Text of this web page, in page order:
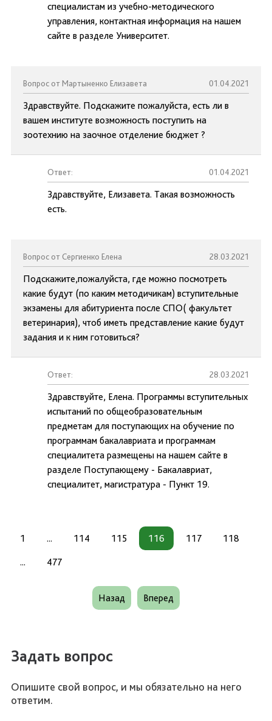
специалистам из учебно-методического
управления, контактная информация на нашем
сайте в разделе Университет.
Вопрос от Мартыненко Елизавета 01.04.2021
Здравствуйте. Подскажите пожалуйста, есть ли в
вашем институте возможность поступить на
зоотехнию на заочное отделение бюджет ?
Ответ: 01.04.2021
Здравствуйте, Елизавета. Такая возможность
есть.
Вопрос от Сергиенко Елена 28.03.2021
Подскажите,пожалуйста, где можно посмотреть
какие будут (по каким методичикам) вступительные
экзамены для абитуриента после СПО( факультет
ветеринария), чтоб иметь представление какие будут
задания и к ним готовиться?
Ответ: 28.03.2021
Здравствуйте, Елена. Программы вступительных
испытаний по общеобразовательным
предметам для поступающих на обучение по
программам бакалавриата и программам
специалитета размещены на нашем сайте в
разделе Поступающему - Бакалавриат,
специалитет, магистратура - Пункт 19.
1 ... 114 115 116 117 118
... 477
Назад Вперед
Задать вопрос
Опишите свой вопрос, и мы обязательно на него
ответим.